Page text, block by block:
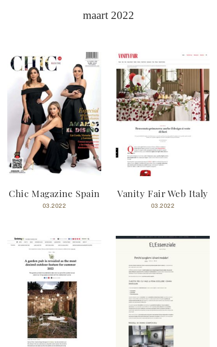
maart 2022
Chic Magazine Spain
03.2022
Vanity Fair Web Italy
03.2022